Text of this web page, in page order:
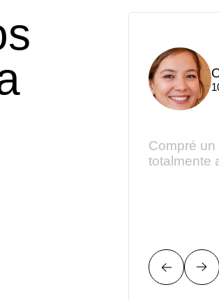
la actitud
Compré
totalmente